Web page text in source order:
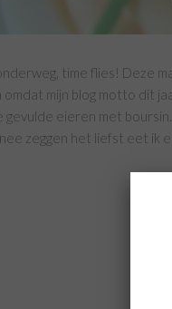
time flies! Deze
omdat mijn blog motto dit
gevulde eieren met
zeggen het liefst eet ik